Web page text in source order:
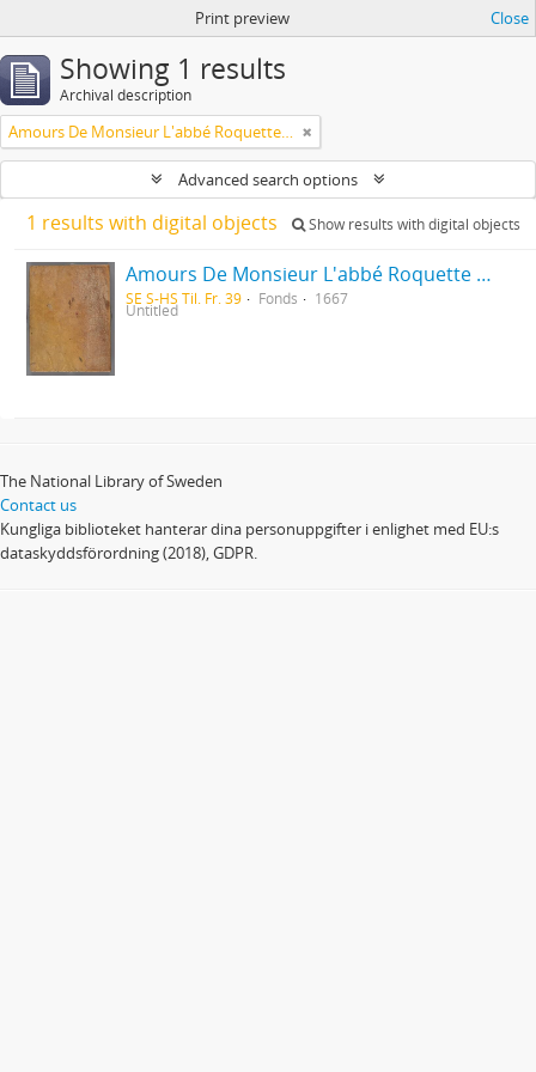
Print preview Close
Showing 1 results
Archival description
Amours De Monsieur L'abbé Roquette avec Mademoiselle de Montauzier par Monsieur L'abbé Le Camus 1667
Advanced search options
1 results with digital objects Show results with digital objects
Amours De Monsieur L'abbé Roquette avec Mademoiselle de Montauzier par Monsieur L'abbé Le Camus 1667
SE S-HS Til. Fr. 39 Fonds 1667
Untitled
The National Library of Sweden
Contact us
Kungliga biblioteket hanterar dina personuppgifter i enlighet med EU:s
dataskyddsförordning (2018), GDPR.